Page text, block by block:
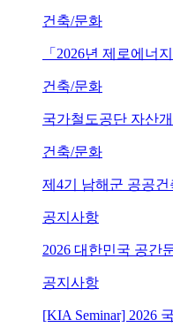
건축/문화
「2026년 제로에너
건축/문화
국가철도공단 자산
건축/문화
제4기 남해군 공공
공지사항
2026 대한민국 공간
공지사항
[KIA Seminar] 2026